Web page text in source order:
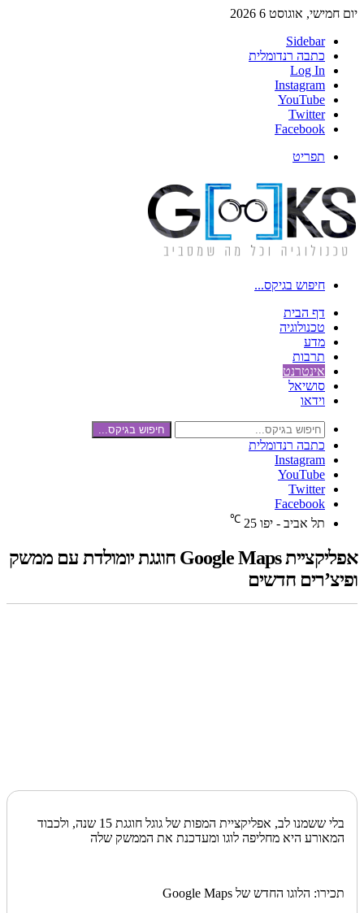
יום חמישי, אוגוסט 6 2026
Sidebar
כתבה רנדומלית
Log In
Instagram
YouTube
Twitter
Facebook
תפריט
חיפוש בגיקס...
דף הבית
טכנולוגיה
מדע
תרבות
אינטרנט
סושיאל
וידאו
חיפוש בגיקס...
כתבה רנדומלית
Instagram
YouTube
Twitter
Facebook
תל אביב - יפו 25
℃
אפליקציית Google Maps חוגגת יומולדת עם ממשק
ופיצ’רים חדשים
בלי ששמנו לב, אפליקציית המפות של גוגל חוגגת 15 שנה, ולכבוד
המאורע היא מחליפה לוגו ומעדכנת את הממשק שלה
תכירו: הלוגו החדש של Google Maps